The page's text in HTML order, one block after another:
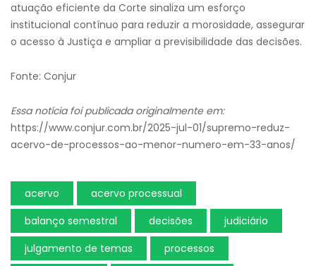
atuação eficiente da Corte sinaliza um esforço
institucional contínuo para reduzir a morosidade, assegurar
o acesso à Justiça e ampliar a previsibilidade das decisões.
Fonte: Conjur
Essa notícia foi publicada originalmente em:
https://www.conjur.com.br/2025-jul-01/supremo-reduz-
acervo-de-processos-ao-menor-numero-em-33-anos/
acervo
acervo processual
balanço semestral
decisões
judiciário
julgamento de temas
processos